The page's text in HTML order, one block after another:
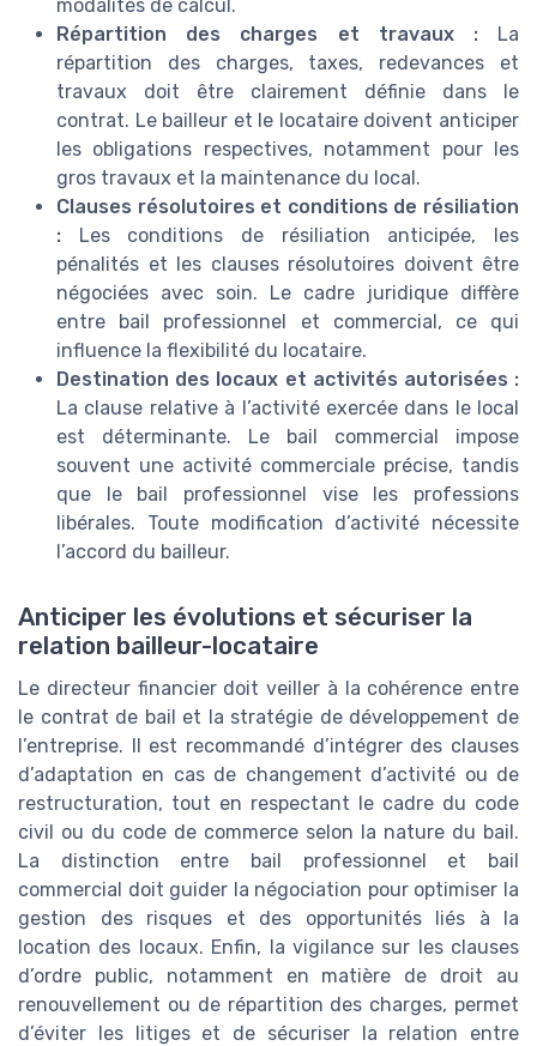
modalités de calcul.
Répartition des charges et travaux :La
répartition des charges, taxes, redevances et
travaux doit être clairement définie dans le
contrat. Le bailleur et le locataire doivent anticiper
les obligations respectives, notamment pour les
gros travaux et la maintenance du local.
Clauses résolutoires et conditions de résiliation
: Les conditions de résiliation anticipée, les
pénalités et les clauses résolutoires doivent être
négociées avec soin. Le cadre juridique diffère
entre bail professionnel et commercial, ce qui
influence la flexibilité du locataire.
Destination des locaux et activités autorisées :
La clause relative à l’activité exercée dans le local
est déterminante. Le bail commercial impose
souvent une activité commerciale précise, tandis
que le bail professionnel vise les professions
libérales. Toute modification d’activité nécessite
l’accord du bailleur.
Anticiper les évolutions et sécuriser la
relation bailleur-locataire
Le directeur financier doit veiller à la cohérence entre
le contrat de bail et la stratégie de développement de
l’entreprise. Il est recommandé d’intégrer des clauses
d’adaptation en cas de changement d’activité ou de
restructuration, tout en respectant le cadre du code
civil ou du code de commerce selon la nature du bail.
La distinction entre bail professionnel et bail
commercial doit guider la négociation pour optimiser la
gestion des risques et des opportunités liés à la
location des locaux. Enfin, la vigilance sur les clauses
d’ordre public, notamment en matière de droit au
renouvellement ou de répartition des charges, permet
d’éviter les litiges et de sécuriser la relation entre